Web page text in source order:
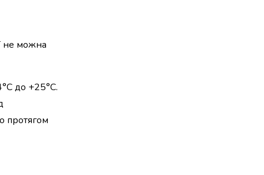
не можна
до +25°С.
протягом